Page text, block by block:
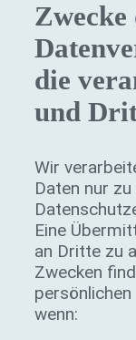
Zwecke
die
und
Wir
Daten nur
Eine
an Dritte zu
Zwecken
wenn: